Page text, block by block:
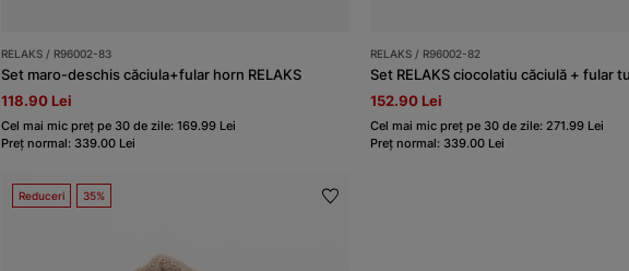
RELAKS / R96002-83
Set maro-deschis căciula+fular horn RELAKS
118.90 Lei
Cel mai mic preț pe 30 de zile: 169.99 Lei
Preț normal: 339.00 Lei
RELAKS / R96002-82
152.90 Lei
Cel mai mic preț pe 30 de zile: 271.99 Lei
Preț normal: 339.00 Lei
Reduceri 35%